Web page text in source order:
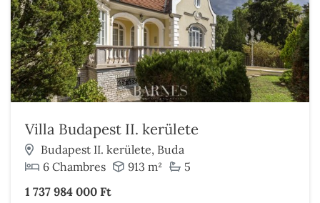
Villa Budapest II. kerülete
Budapest II. kerülete, Buda
6 Chambres
913 m²
5
1 737 984 000 Ft